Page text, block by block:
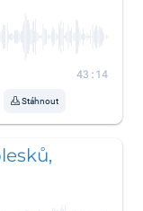
43:14
Stáhnout